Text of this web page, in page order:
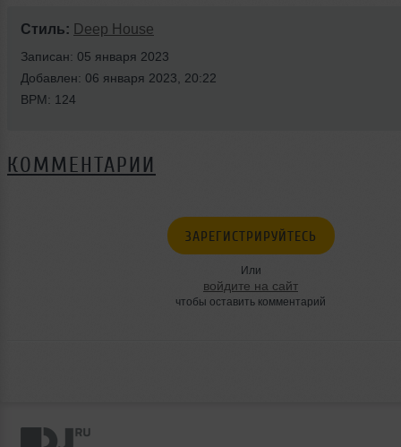
Стиль: Deep House
Записан: 05 января 2023
Добавлен: 06 января 2023, 20:22
BPM: 124
КОММЕНТАРИИ
ЗАРЕГИСТРИРУЙТЕСЬ
Или
войдите на сайт
чтобы оставить комментарий